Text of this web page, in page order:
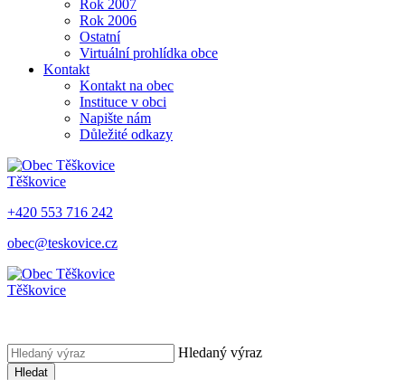
Rok 2007
Rok 2006
Ostatní
Virtuální prohlídka obce
Kontakt
Kontakt na obec
Instituce v obci
Napište nám
Důležité odkazy
Těškovice
+420 553 716 242
obec@teskovice.cz
Těškovice
Hledaný výraz
Hledat